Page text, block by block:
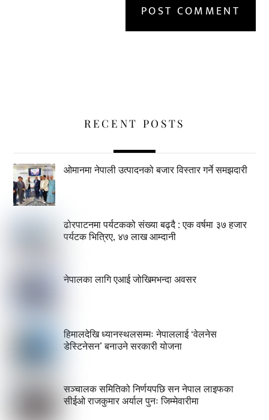
RECENT POSTS
ओमानमा नेपाली उत्पादनको बजार विस्तार गर्ने समझदारी
ढोरपाटनमा पर्यटकको संख्या बढ्दै : एक वर्षमा ३७ हजार
पर्यटक भित्रिए, ४७ लाख आम्दानी
नेपालका लागि एआई जोखिमभन्दा अवसर
हिमालदेखि ध्यानस्थलसम्मः नेपाललाई ‘वेलनेस
डेस्टिनेसन’ बनाउने सरकारी योजना
सञ्चालक समितिको निर्णयपछि सन नेपाल लाइफका
सीईओ राजकुमार अर्याल पुनः जिम्मेवारीमा